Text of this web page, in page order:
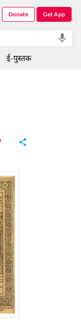
Get App
Donate
ई-पुस्तक